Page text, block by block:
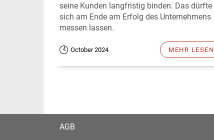
seine Kunden langfristig binden. Das dürfte
sich am Ende am Erfolg des Unternehmens
messen lassen.
October 2024 MEHR LESEN
AGB